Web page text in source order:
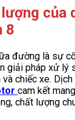
của
8
đường là sự
giải pháp xử lý
chiếc xe. Dịch
cam kết
chất lượng